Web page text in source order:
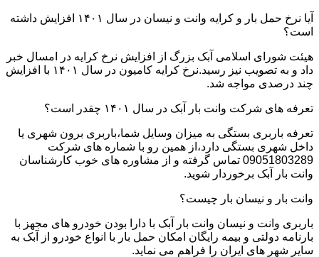
آیا نرخ حمل بار و کرایه وانت و نیسان در سال ۱۴۰۱ افزایش داشته
است؟
هیئت شورای اسلامی آبک بزرگ از افزایش نرخ کرایه در امسال خبر
داد و به تصویب نیز رسید.نرخ کرایه کامیون در سال ۱۴۰۱ با افزایش
چند درصدی مواجه شد.
تعرفه های شرکت وانت بار آبک در سال ۱۴۰۱ چقدر است؟
تعرفه باربری بستگی به میزان وسایل شما،باربری برون شهری یا
داخل شهری بستگی دارد،از همین رو با شماره های شرکت
09051803289 تماس گرفته و از مشاوره های خوب کارشناسان
وانت بار آبک برخوردار شوید.
وانت بار و نیسان بار چیست؟
باربری وانت و نیسان وانت بار آبک با دارا بودن خودرو های مجهز با
بارنامه دولتی و بیمه رایگان امکان حمل بار با انواع خودرو از آبک به
سایر شهر های ایران را فراهم می نماید.